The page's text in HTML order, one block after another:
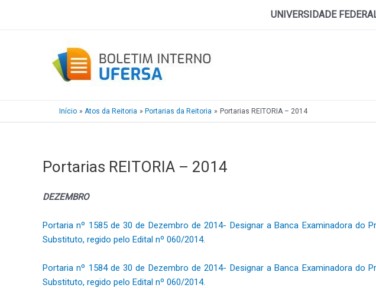
UNIVERSIDADE
Início Atos da Reitoria Portarias da Reitoria Portarias REITORIA – 2014
Portarias REITORIA – 2014
DEZEMBRO
Portaria nº 1585 de 30 de Dezembro de 2014- Designar a Banca Examinadora do
Substituto, regido pelo Edital nº 060/2014.
Portaria nº 1584 de 30 de Dezembro de 2014- Designar a Banca Examinadora do
Substituto, regido pelo Edital nº 060/2014.